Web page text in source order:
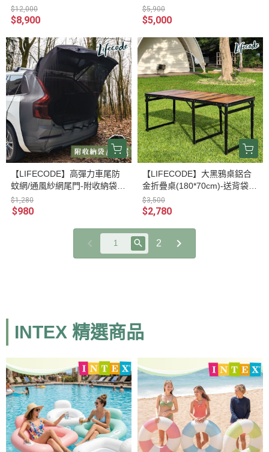
$12,000
$8,900
1x190x10cm)-冷灰12140063
$5,900
$5,000
【LIFECODE】高彈力車尾防
蚊網/通風紗網尾門-附收納袋
(高後備箱休旅車/箱型車可用)
12310690
$1,280
$980
【LIFECODE】大黑鴉桌鋁合
金折疊桌(180*70cm)-送背袋 1
3310398-1
$3,500
$2,780
2
INTEX 精選商品